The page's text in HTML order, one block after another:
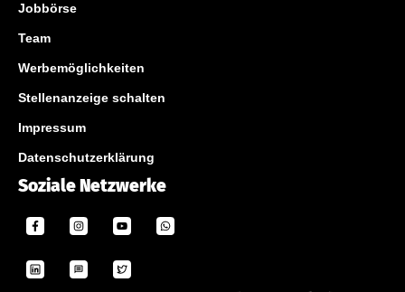
Jobbörse
Team
Werbemöglichkeiten
Stellenanzeige schalten
Impressum
Datenschutzerklärung
Soziale Netzwerke